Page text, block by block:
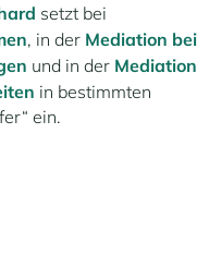
setzt bei
, in der Mediation bei
und in der Mediation
in bestimmten
ein.